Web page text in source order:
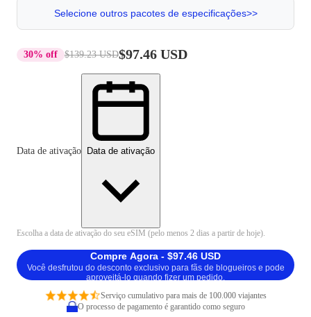
Selecione outros pacotes de especificações>>
30% off $139.23 USD$97.46 USD
Data de ativação Data de ativação
Escolha a data de ativação do seu eSIM (pelo menos 2 dias a partir de hoje).
Compre Agora - $97.46 USD
Você desfrutou do desconto exclusivo para fãs de blogueiros e pode
aproveitá-lo quando fizer um pedido.
Serviço cumulativo para mais de 100.000 viajantes
O processo de pagamento é garantido como seguro